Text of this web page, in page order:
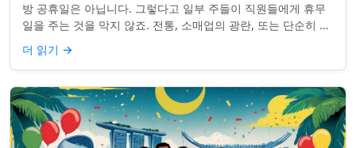
방 공휴일은 아닙니다. 그렇다고 일부 주들이 직원들에게 휴무
일을 주는 것을 막지 않죠. 전통, 소매업의 광란, 또는 단순히 추
수감사절을 연장하는 것과 관...
더 읽기 →